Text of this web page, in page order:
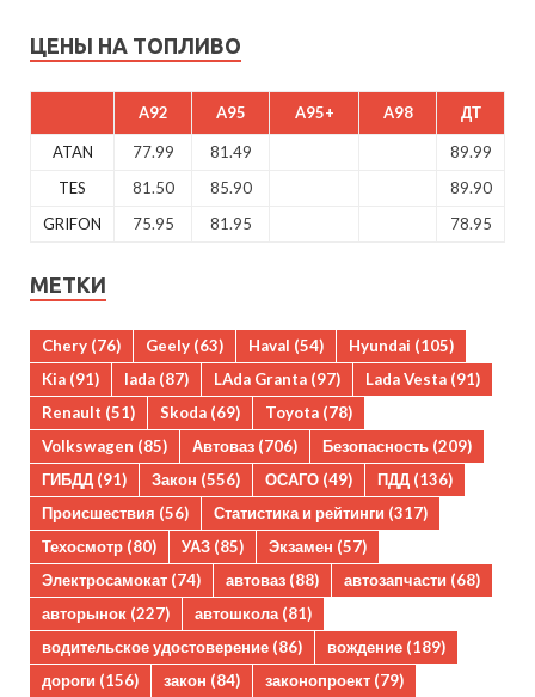
ЦЕНЫ НА ТОПЛИВО
A92 A95 A95+ A98 ДТ
ATAN 77.99 81.49
89.99
TES
81.50 85.90
89.90
GRIFON
75.95 81.95 78.95
МЕТКИ
Chery (76) Geely (63) Haval (54) Hyundai (105)
Kia (91) lada (87) LAda Granta (97) Lada Vesta (91)
Renault (51) Skoda (69) Toyota (78)
Volkswagen (85) Автоваз (706) Безопасность (209)
ГИБДД (91) Закон (556) ОСАГО (49) ПДД (136)
Происшествия (56) Статистика и рейтинги (317)
Техосмотр (80) УАЗ (85) Экзамен (57)
Электросамокат (74) автоваз (88) автозапчасти (68)
авторынок (227) автошкола(81)
водительское удостоверение (86) вождение (189)
дороги (156) закон (84) законопроект (79)